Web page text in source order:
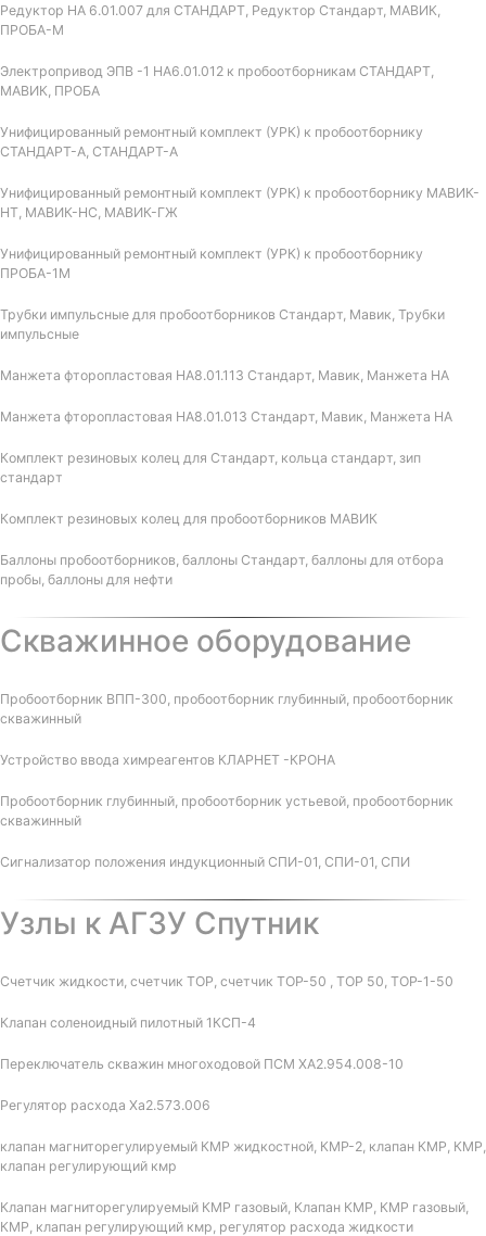
Редуктор НА 6.01.007 для СТАНДАРТ, Редуктор Стандарт, МАВИК,
ПРОБА-М
Электропривод ЭПВ -1 НА6.01.012 к пробоотборникам СТАНДАРТ,
МАВИК, ПРОБА
Унифицированный ремонтный комплект (УРК) к пробоотборнику
СТАНДАРТ-А, СТАНДАРТ-А
Унифицированный ремонтный комплект (УРК) к пробоотборнику МАВИК-
НТ, МАВИК-НС, МАВИК-ГЖ
Унифицированный ремонтный комплект (УРК) к пробоотборнику
ПРОБА-1М
Трубки импульсные для пробоотборников Стандарт, Мавик, Трубки
импульсные
Манжета фторопластовая НА8.01.113 Стандарт, Мавик, Манжета НА
Манжета фторопластовая НА8.01.013 Стандарт, Мавик, Манжета НА
Комплект резиновых колец для Стандарт, кольца стандарт, зип
стандарт
Комплект резиновых колец для пробоотборников МАВИК
Баллоны пробоотборников, баллоны Стандарт, баллоны для отбора
пробы, баллоны для нефти
Скважинное оборудование
Пробоотборник ВПП-300, пробоотборник глубинный, пробоотборник
скважинный
Устройство ввода химреагентов КЛАРНЕТ -КРОНА
Пробоотборник глубинный, пробоотборник устьевой, пробоотборник
скважинный
Сигнализатор положения индукционный СПИ-01, СПИ-01, СПИ
Узлы к АГЗУ Спутник
Счетчик жидкости, счетчик ТОР, счетчик ТОР-50 , ТОР 50, ТОР-1-50
Клапан соленоидный пилотный 1КСП-4
Переключатель скважин многоходовой ПСМ ХА2.954.008-10
Регулятор расхода Ха2.573.006
клапан магниторегулируемый КМР жидкостной, КМР-2, клапан КМР, КМР,
клапан регулирующий кмр
Клапан магниторегулируемый КМР газовый, Клапан КМР, КМР газовый,
КМР, клапан регулирующий кмр, регулятор расхода жидкости